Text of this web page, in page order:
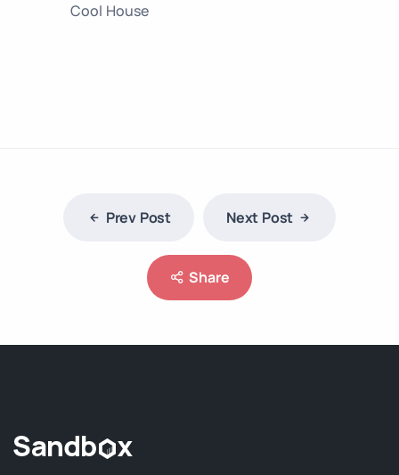
Cool House
Prev Post Next Post
Share